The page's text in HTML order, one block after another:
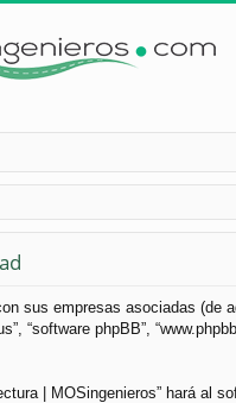
empresas asociadas (de
“software phpBB”,
| MOSingenieros” hará al